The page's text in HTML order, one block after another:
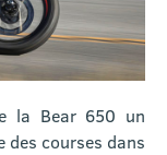
la Bear 650 un
des courses dans